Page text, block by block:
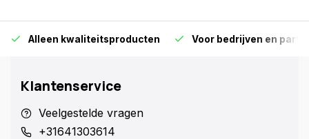
Alleen kwaliteitsproducten Voor bedrijven en
Klantenservice
Veelgestelde vragen
+31641303614